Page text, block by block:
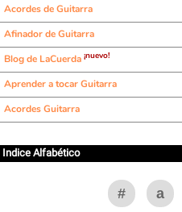
Acordes de Guitarra
Afinador de Guitarra
Blog de LaCuerda ¡nuevo!
Aprender a tocar Guitarra
Acordes Guitarra
Indice Alfabético
# a